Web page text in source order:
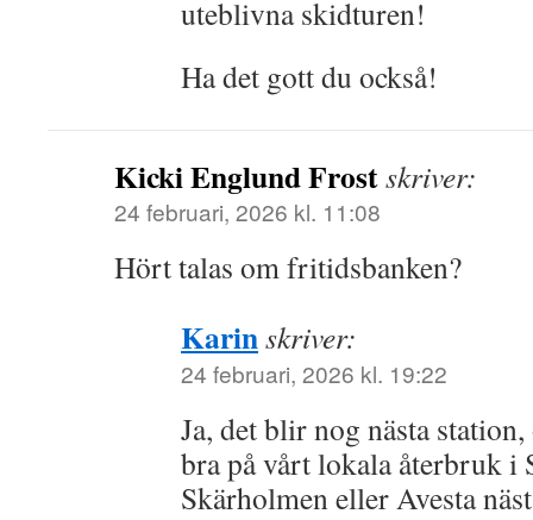
uteblivna skidturen!
Ha det gott du också!
Kicki Englund Frostskriver:
24 februari, 2026 kl. 11:08
Hört talas om fritidsbanken?
Karinskriver:
24 februari, 2026 kl. 19:22
Ja, det blir nog nästa
bra på vårt lokala återbruk i
Skärholmen eller Avesta